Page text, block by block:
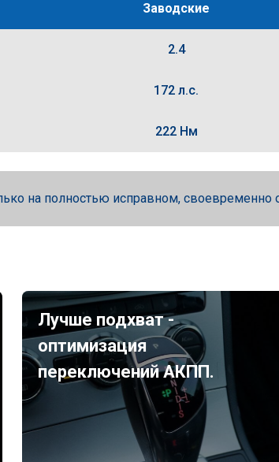
Заводские
2.4
172 л.с.
222 Нм
на полностью исправном,
Лучше подхват -
оптимизация
переключений АКПП.